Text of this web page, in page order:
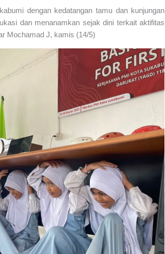
dengan kedatangan tamu dan kunjungan
dan menanamkan sejak dini terkait aktifitas
Mochamad J, kamis (14/5)